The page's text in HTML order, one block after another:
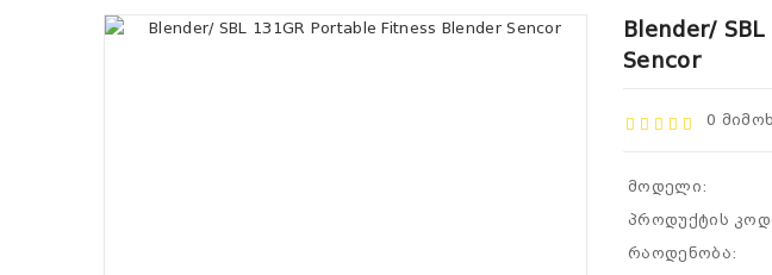
Blender/
Sencor
0
მოდელი:
პროდუქტის
რაოდენობა: